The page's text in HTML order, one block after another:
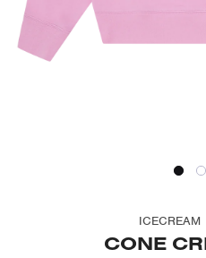
CONE